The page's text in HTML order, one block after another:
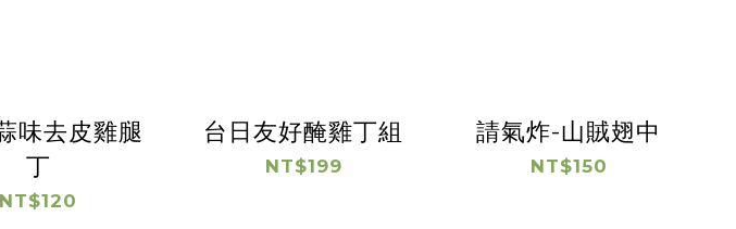
味去皮雞腿
丁
NT$120
台日友好醃雞丁組
NT$199
請氣炸-山賊翅中
NT$150